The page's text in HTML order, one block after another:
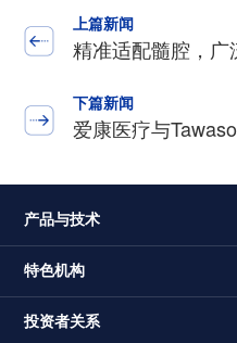
上篇新闻
精准适配髓腔，
下篇新闻
爱康医疗与
产品与技术
特色机构
投资者关系